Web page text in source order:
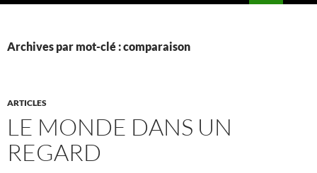
Archives par mot-clé : comparaison
ARTICLES
LE MONDE DANS UN
REGARD